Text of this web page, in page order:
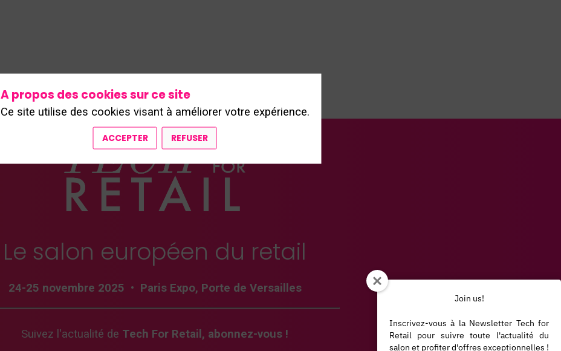
Le salon européen du retail
24-25 novembre 2025 • Paris Expo, Porte de Versailles
Suivez l'actualité de Tech For Retail, abonnez-vous !
A propos des cookies sur ce site
Ce site utilise des cookies visant à améliorer votre expérience.
ACCEPTER REFUSER
Join us!
Inscrivez-vous à la Newsletter Tech for
Retail pour suivre toute l'actualité du
salon et profiter d'offres exceptionnelles !